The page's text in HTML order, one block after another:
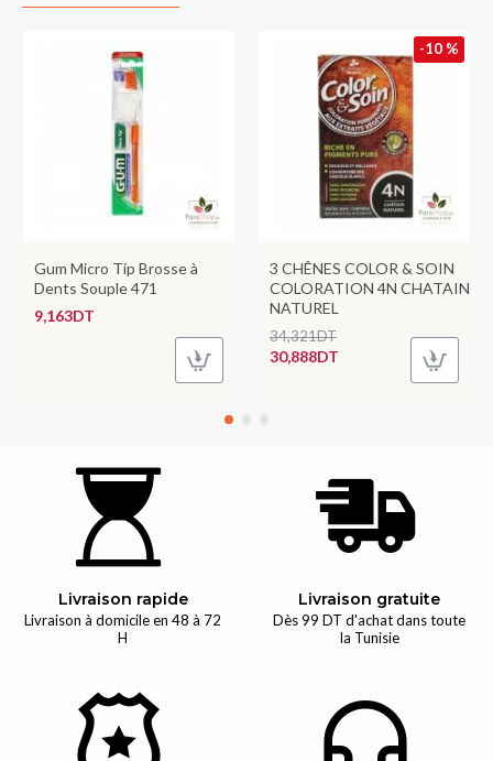
Gum Micro Tip Brosse à
Dents Souple 471
9,163DT
-10 %
3 CHÊNES COLOR & SOIN
COLORATION 4N CHATAIN
NATUREL
30,888DT
34,321DT
Livraison rapide
Livraison à domicile en 48 à 72
H
Livraison gratuite
Dès 99 DT d'achat dans toute
la Tunisie